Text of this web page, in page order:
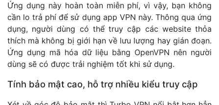
Ứng dụng này hoàn toàn miễn phí, vì vậy, bạn không
cần lo trả phí để sử dụng app VPN này. Thông qua ứng
dụng, người dùng có thể truy cập các website thỏa
thích mà không bị giới hạn về lưu lượng hay gián đoạn.
Ứng dụng mã hóa dữ liệu bằng OpenVPN nên người
dùng sẽ có được trải nghiệm tốt khi sử dụng.
Tính bảo mật cao, hỗ trợ nhiều kiểu truy cập